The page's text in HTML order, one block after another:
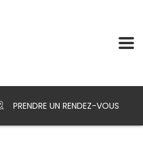
PRENDRE UN RENDEZ-VOUS